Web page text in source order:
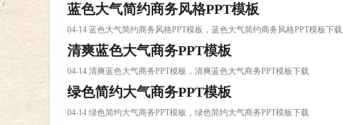
蓝色大气简约商务风格PPT模板
04-14 蓝色大气简约商务风格PPT模板，蓝色大气简约商务风格PPT模板下载
清爽蓝色大气商务PPT模板
04-14 清爽蓝色大气商务PPT模板，清爽蓝色大气商务PPT模板下载
绿色简约大气商务PPT模板
04-14 绿色简约大气商务PPT模板，绿色简约大气商务PPT模板下载